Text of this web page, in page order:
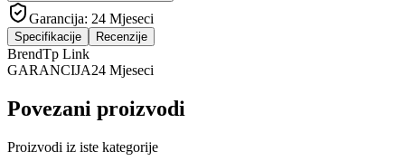
Garancija: 24 Mjeseci
Specifikacije Recenzije
BrendTp Link
GARANCIJA24 Mjeseci
Povezani proizvodi
Proizvodi iz iste kategorije